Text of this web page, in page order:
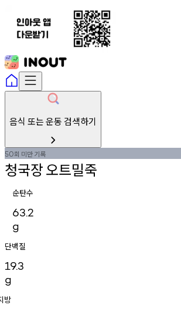
음식 또는 운동 검색하기
50회 미만기록
청국장오트밀죽
순탄수
63.2
g
단백질
19.3
g
방